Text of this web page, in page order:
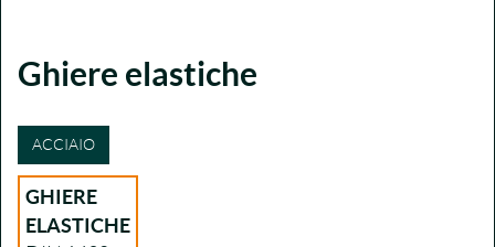
Ghiere elastiche
ACCIAIO
GHIERE
ELASTICHE